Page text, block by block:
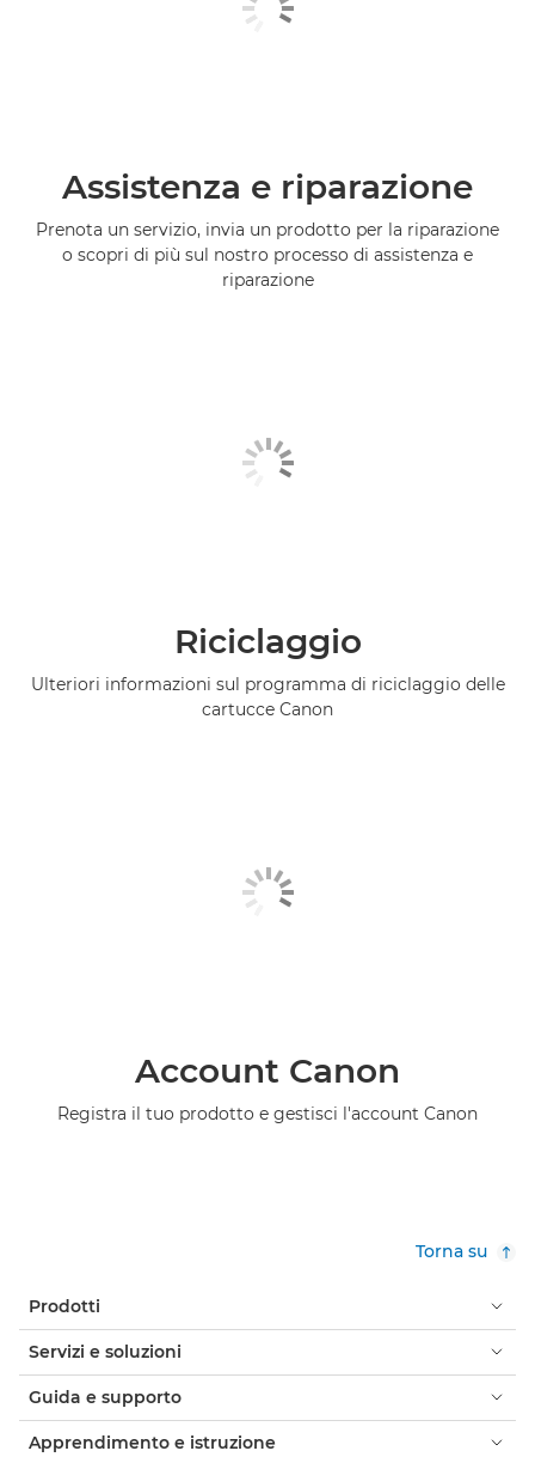
Assistenza e riparazione
Prenota un servizio, invia un prodotto per la riparazione
o scopri di più sul nostro processo di assistenza e
riparazione
Riciclaggio
Ulteriori informazioni sul programma di riciclaggio delle
cartucce Canon
Account Canon
Registra il tuo prodotto e gestisci l'account Canon
Torna su
Prodotti
Servizi e soluzioni
Guida e supporto
Apprendimento e istruzione